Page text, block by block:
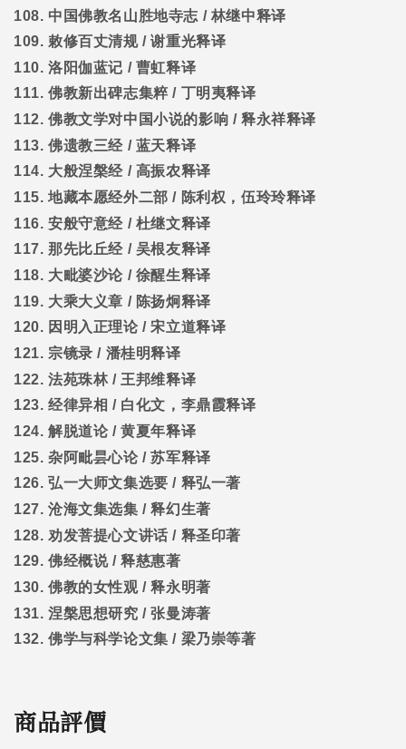
108. 中国佛教名山胜地寺志 / 林继中释译
109. 敕修百丈清规/谢重光释译
110. 洛阳伽蓝记 / 曹虹释译
111. 佛教新出碑志集粹/ 丁明夷释译
112. 佛教文学对中国小说的影响 /释永祥释译
113. 佛遗教三经 / 蓝天释译
114. 大般涅槃经 / 高振农释译
115. 地藏本愿经外二部 / 陈利权，伍玲玲释译
116. 安般守意经 / 杜继文释译
117. 那先比丘经 / 吴根友释译
118. 大毗婆沙论 / 徐醒生释译
119. 大乘大义章 / 陈扬炯释译
120. 因明入正理论/宋立道释译
121. 宗镜录 / 潘桂明释译
122. 法苑珠林/ 王邦维释译
123. 经律异相 / 白化文，李鼎霞释译
124. 解脱道论/黄夏年释译
125. 杂阿毗昙心论/苏军释译
126. 弘一大师文集选要 / 释弘一著
127. 沧海文集选集 /释幻生著
128. 劝发菩提心文讲话 / 释圣印著
129. 佛经概说/释慈惠著
130. 佛教的女性观/释永明著
131. 涅槃思想研究 /张曼涛著
132. 佛学与科学论文集 / 梁乃崇等著
商品評價